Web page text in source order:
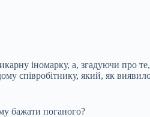
іномарку, а, згадуючи про
співробітнику, який, як
бажати поганого?